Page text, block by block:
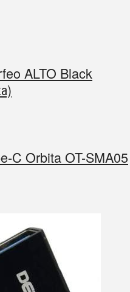
ALTO Black
C Orbita OT-SMA05